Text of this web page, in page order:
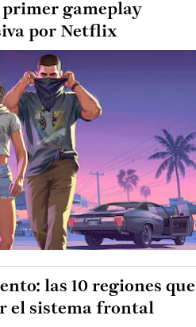
primer gameplay
por Netflix
las 10 regiones que
el sistema frontal